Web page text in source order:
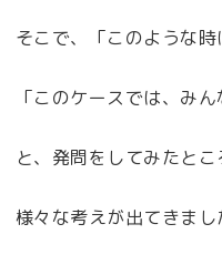
そこで、「このような時
「このケースでは、み
と、発問をしてみたとこ
様々な考えが出てきまし